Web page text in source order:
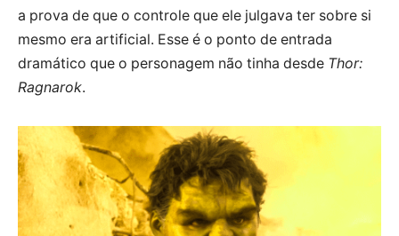
a prova de que o controle que ele julgava ter sobre si
mesmo era artificial. Esse é o ponto de entrada
dramático que o personagem não tinha desde Thor:
Ragnarok.